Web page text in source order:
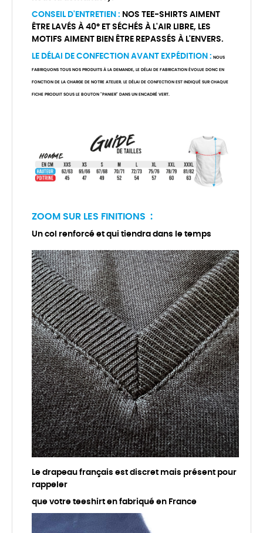
CONSEIL D'ENTRETIEN : NOS TEE-SHIRTS AIMENT
ÊTRE LAVÉS À 40° ET SÉCHÉS À L'AIR LIBRE, LES
MOTIFS AIMENT BIEN ÊTRE REPASSÉS À L'ENVERS.
LE DÉLAI DE CONFECTION AVANT EXPÉDITION : NOUS
FABRIQUONS TOUS NOS PRODUITS À LA DEMANDE, LE DÉLAI DE FABRICATION ÉVOLUE DONC EN
FONCTION DE LA CHARGE DE NOTRE ATELIER. LE DÉLAI DE CONFECTION EST INDIQUÉ SUR CHAQUE
FICHE PRODUIT SOUS LE BOUTON "PANIER" DANS UN ENCADRÉ VERT.
ZOOM SUR LES FINITIONS :
Un col renforcé et qui tiendra dans le temps
Le drapeau français est discret mais présent pour
rappeler
que votre teeshirt en fabriqué en France